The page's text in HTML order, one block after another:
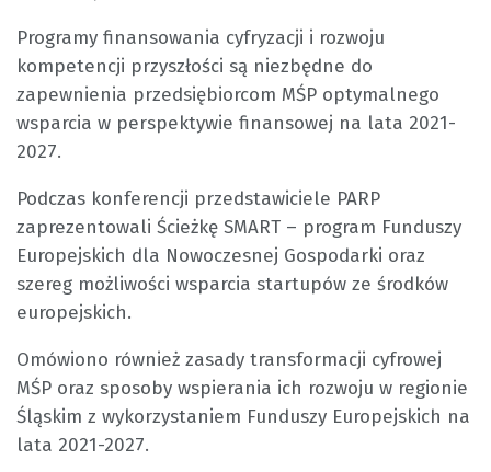
Programy finansowania cyfryzacji i rozwoju
kompetencji przyszłości są niezbędne do
zapewnienia przedsiębiorcom MŚP optymalnego
wsparcia w perspektywie finansowej na lata 2021-
2027.
Podczas konferencji przedstawiciele PARP
zaprezentowali Ścieżkę SMART – program Funduszy
Europejskich dla Nowoczesnej Gospodarki oraz
szereg możliwości wsparcia startupów ze środków
europejskich.
Omówiono również zasady transformacji cyfrowej
MŚP oraz sposoby wspierania ich rozwoju w regionie
Śląskim z wykorzystaniem Funduszy Europejskich na
lata 2021-2027.